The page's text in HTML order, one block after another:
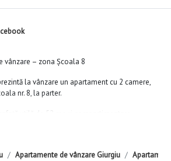
Apartamente de vânzare Giurgiu
vânzare – zona Școala 8
la vânzare un apartament cu 2 camere,
nr. 8, la parter.